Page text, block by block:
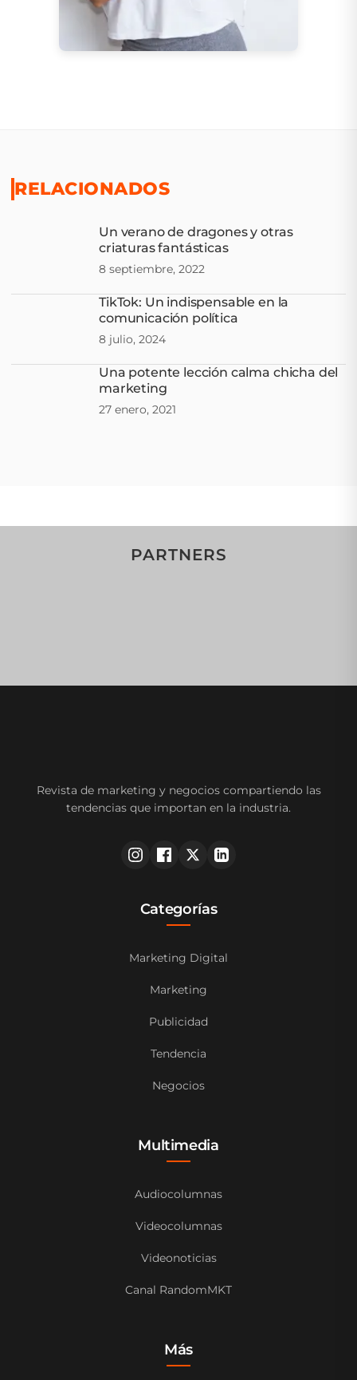
RELACIONADOS
Un verano de dragones y otras
criaturas fantásticas
8 septiembre, 2022
TikTok: Un indispensable en la
comunicación política
8 julio, 2024
Una potente lección calma chicha del
marketing
27 enero, 2021
PARTNERS
Revista de marketing y negocios compartiendo las
tendencias que importan en la industria.
Categorías
Marketing Digital
Marketing
Publicidad
Tendencia
Negocios
Multimedia
Audiocolumnas
Videocolumnas
Videonoticias
Canal RandomMKT
Más